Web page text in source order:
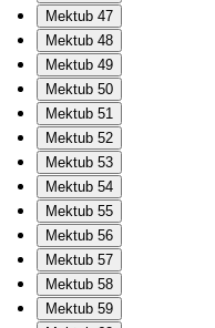
Mektub 47
Mektub 48
Mektub 49
Mektub 50
Mektub 51
Mektub 52
Mektub 53
Mektub 54
Mektub 55
Mektub 56
Mektub 57
Mektub 58
Mektub 59